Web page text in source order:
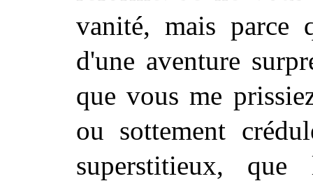
vanité, mais parce
d'une aventure
que vous me
ou sottement
superstitieux,